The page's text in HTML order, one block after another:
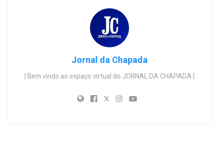
Jornal da Chapada
| Bem vindo ao espaço virtual do JORNAL DA CHAPADA |